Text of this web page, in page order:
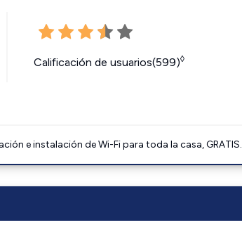
Calificación de usuarios(599)◊
e instalación de Wi-Fi para toda la casa, GRATIS.